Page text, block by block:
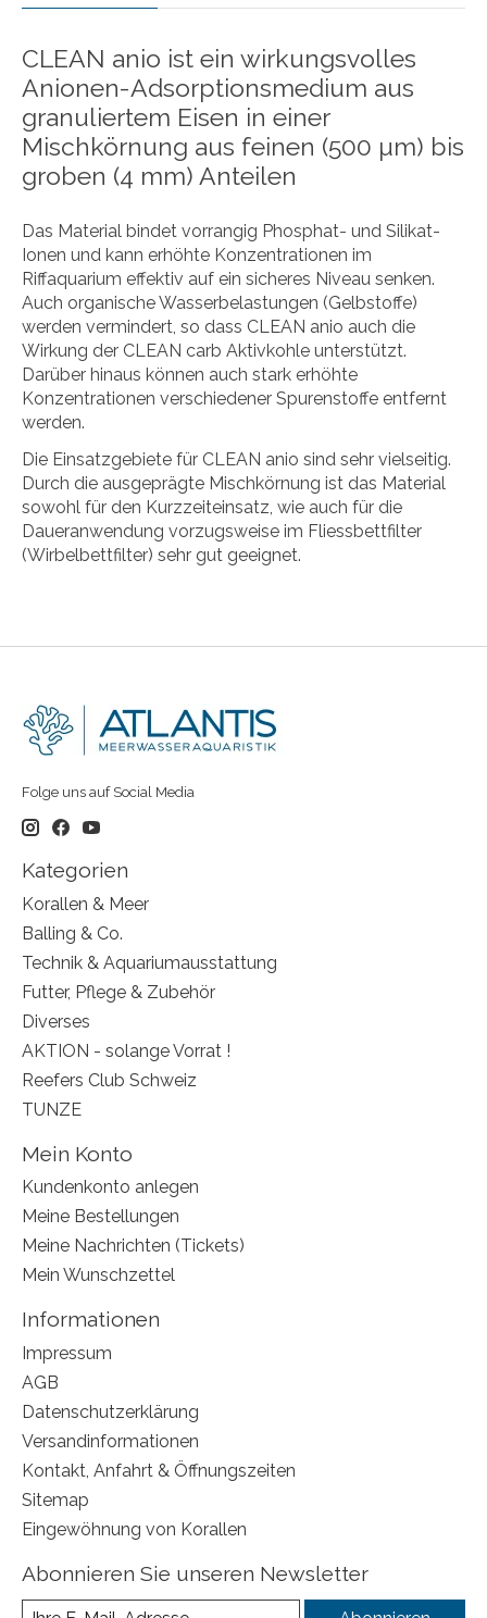
CLEAN anio ist ein wirkungsvolles
Anionen-Adsorptionsmedium aus
granuliertem Eisen in einer
Mischkörnung aus feinen (500 µm) bis
groben (4 mm) Anteilen
Das Material bindet vorrangig Phosphat- und Silikat-
Ionen und kann erhöhte Konzentrationen im
Riffaquarium effektiv auf ein sicheres Niveau senken.
Auch organische Wasserbelastungen (Gelbstoffe)
werden vermindert, so dass CLEAN anio auch die
Wirkung der CLEAN carb Aktivkohle unterstützt.
Darüber hinaus können auch stark erhöhte
Konzentrationen verschiedener Spurenstoffe entfernt
werden.
Die Einsatzgebiete für CLEAN anio sind sehr vielseitig.
Durch die ausgeprägte Mischkörnung ist das Material
sowohl für den Kurzzeiteinsatz, wie auch für die
Daueranwendung vorzugsweise im Fliessbettfilter
(Wirbelbettfilter) sehr gut geeignet.
Folge uns auf Social Media
Kategorien
Korallen & Meer
Balling & Co.
Technik & Aquariumausstattung
Futter, Pflege & Zubehör
Diverses
AKTION - solange Vorrat !
Reefers Club Schweiz
TUNZE
Mein Konto
Kundenkonto anlegen
Meine Bestellungen
Meine Nachrichten (Tickets)
Mein Wunschzettel
Informationen
Impressum
AGB
Datenschutzerklärung
Versandinformationen
Kontakt, Anfahrt & Öffnungszeiten
Sitemap
Eingewöhnung von Korallen
Abonnieren Sie unseren Newsletter